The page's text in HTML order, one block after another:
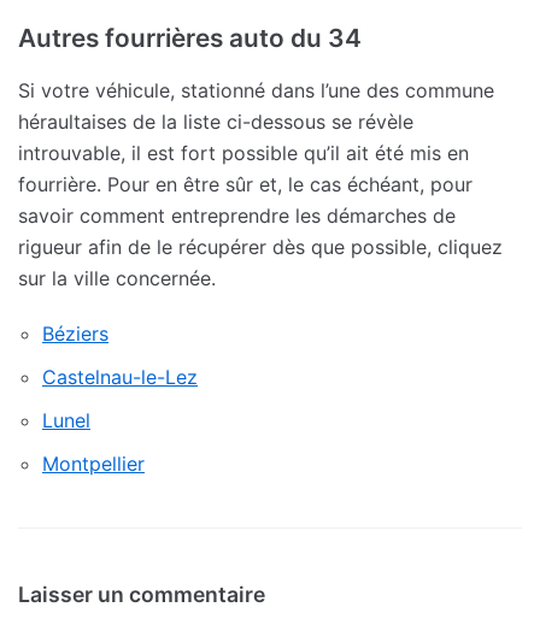
Autres fourrières auto du 34
Si votre véhicule, stationné dans l’une des commune
héraultaises de la liste ci-dessous se révèle
introuvable, il est fort possible qu’il ait été mis en
fourrière. Pour en être sûr et, le cas échéant, pour
savoir comment entreprendre les démarches de
rigueur afin de le récupérer dès que possible, cliquez
sur la ville concernée.
Béziers
Castelnau-le-Lez
Lunel
Montpellier
Laisser un commentaire